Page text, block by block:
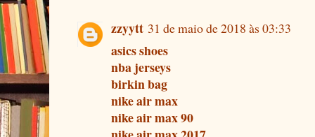
zzyytt 31 de maio de 2018 às 03:33
asics shoes
nba jerseys
birkin bag
nike air max
nike air max 90